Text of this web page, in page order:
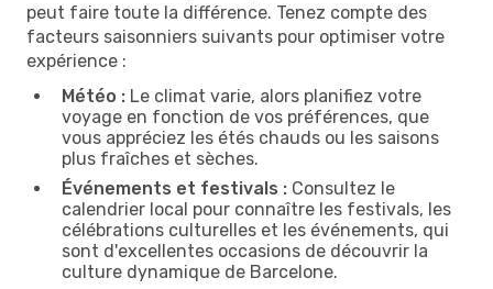
peut faire toute la différence. Tenez compte des
facteurs saisonniers suivants pour optimiser votre
expérience :
Météo : Le climat varie, alors planifiez votre
voyage en fonction de vos préférences, que
vous appréciez les étés chauds ou les saisons
plus fraîches et sèches.
Événements et festivals : Consultez le
calendrier local pour connaître les festivals, les
célébrations culturelles et les événements, qui
sont d'excellentes occasions de découvrir la
culture dynamique de Barcelone.